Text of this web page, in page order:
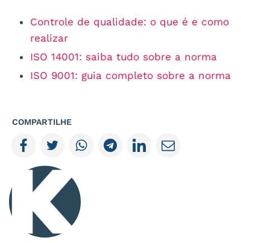
Controle de qualidade: o que é e como
realizar
ISO 14001: saiba tudo sobre a norma
ISO 9001: guia completo sobre a norma
COMPARTILHE